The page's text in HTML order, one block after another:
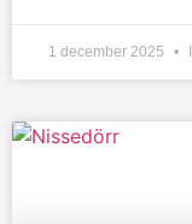
1 december 2025